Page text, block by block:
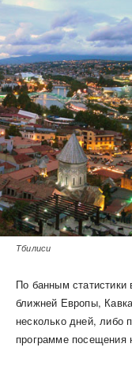
Тбилиси
По банным статистики
ближней Европы,
несколько дней, либо
программе посещения